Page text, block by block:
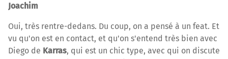
Joachim
Oui, très rentre-dedans. Du coup, on a pensé à un feat. Et
vu qu'on est en contact, et qu'on s'entend très bien avec
Diego de Karras, qui est un chic type, avec qui on discute